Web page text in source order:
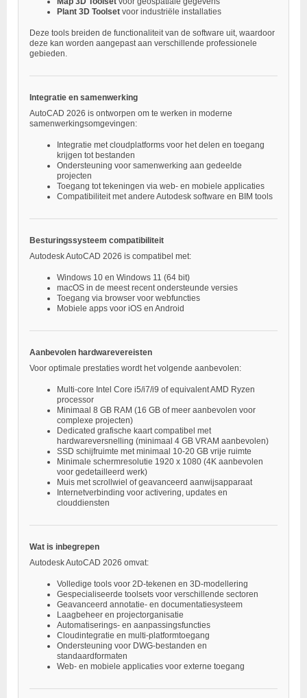
Plant 3D Toolset voor industriële installaties
Deze tools breiden de functionaliteit van de software uit, waardoor
deze kan worden aangepast aan verschillende professionele
gebieden.
Integratie en samenwerking
AutoCAD 2026 is ontworpen om te werken in moderne
samenwerkingsomgevingen:
Integratie met cloudplatforms voor het delen en toegang
krijgen tot bestanden
Ondersteuning voor samenwerking aan gedeelde
projecten
Toegang tot tekeningen via web- en mobiele applicaties
Compatibiliteit met andere Autodesk software en BIM tools
Besturingssysteem compatibiliteit
Autodesk AutoCAD 2026 is compatibel met:
Windows 10 en Windows 11 (64 bit)
macOS in de meest recent ondersteunde versies
Toegang via browser voor webfuncties
Mobiele apps voor iOS en Android
Aanbevolen hardwarevereisten
Voor optimale prestaties wordt het volgende aanbevolen:
Multi-core Intel Core i5/i7/i9 of equivalent AMD Ryzen
processor
Minimaal 8 GB RAM (16 GB of meer aanbevolen voor
complexe projecten)
Dedicated grafische kaart compatibel met
hardwareversnelling (minimaal 4 GB VRAM aanbevolen)
SSD schijfruimte met minimaal 10-20 GB vrije ruimte
Minimale schermresolutie 1920 x 1080 (4K aanbevolen
voor gedetailleerd werk)
Muis met scrollwiel of geavanceerd aanwijsapparaat
Internetverbinding voor activering, updates en
clouddiensten
Wat is inbegrepen
Autodesk AutoCAD 2026 omvat:
Volledige tools voor 2D-tekenen en 3D-modellering
Gespecialiseerde toolsets voor verschillende sectoren
Geavanceerd annotatie- en documentatiesysteem
Laagbeheer en projectorganisatie
Automatiserings- en aanpassingsfuncties
Cloudintegratie en multi-platformtoegang
Ondersteuning voor DWG-bestanden en
standaardformaten
Web- en mobiele applicaties voor externe toegang